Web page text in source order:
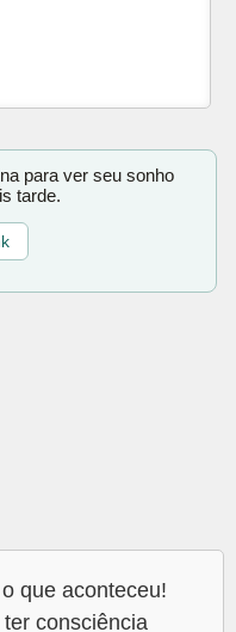
para ver seu sonho
tarde.
que aconteceu!
consciência